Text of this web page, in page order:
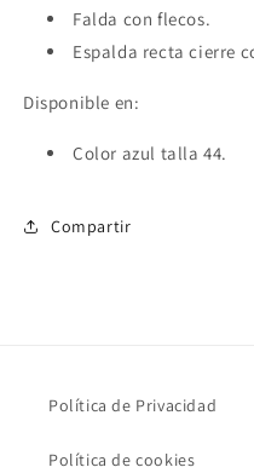
Falda con flecos.
Espalda recta cierre
Disponible en:
Color azul talla 44.
Compartir
Política de Privacidad
Política de cookies